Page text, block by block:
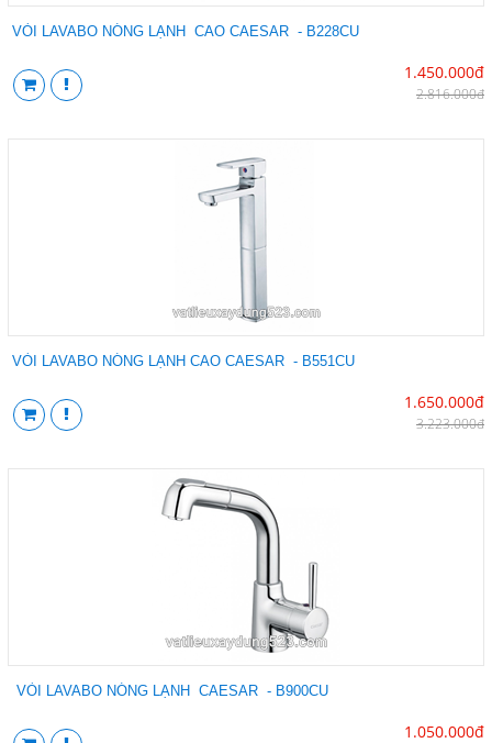
VÒI LAVABO NÓNG LẠNH CAO CAESAR - B228CU
1.450.000đ
2.816.000đ
VÒI LAVABO NÓNG LẠNH CAO CAESAR - B551CU
1.650.000đ
3.223.000đ
VÒI LAVABO NÓNG LẠNH CAESAR - B900CU
1.050.000đ